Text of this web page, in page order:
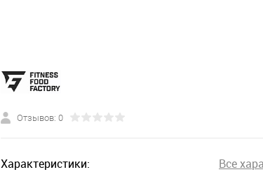
Отзывов: 0
Характеристики: Все